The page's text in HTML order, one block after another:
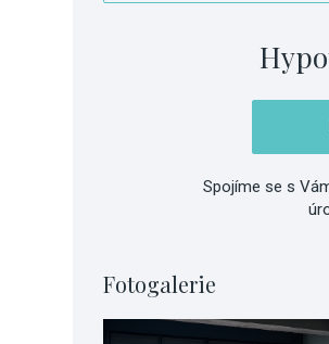
Spojíme se s
Fotogalerie